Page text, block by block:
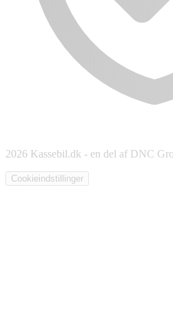
2026 Kassebil.dk - en del af DNC
Cookieindstillinger